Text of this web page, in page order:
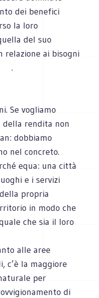
dei benefici
la loro
del suo
ai bisogni
.
Se vogliamo
rendita non
dobbiamo
nel concreto.
equa: una città
e i servizi
propria
in modo che
che sia il loro
alle aree
c’è la maggiore
per
di